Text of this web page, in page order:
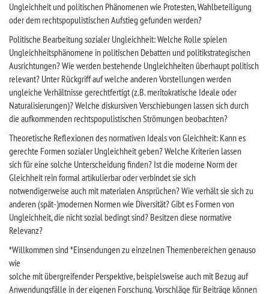
Ungleichheit und politischen Phänomenen wie Protesten, Wahlbeteiligung
oder dem rechtspopulistischen Aufstieg gefunden werden?
Politische Bearbeitung sozialer Ungleichheit: Welche Rolle spielen
Ungleichheitsphänomene in politischen Debatten und politikstrategischen
Ausrichtungen? Wie werden bestehende Ungleichheiten überhaupt politisch
relevant? Unter Rückgriff auf welche anderen Vorstellungen werden
ungleiche Verhältnisse gerechtfertigt (z.B. meritokratische Ideale oder
Naturalisierungen)? Welche diskursiven Verschiebungen lassen sich durch
die aufkommenden rechtspopulistischen Strömungen beobachten?
Theoretische Reflexionen des normativen Ideals von Gleichheit: Kann es
gerechte Formen sozialer Ungleichheit geben? Welche Kriterien lassen
sich für eine solche Unterscheidung finden? Ist die moderne Norm der
Gleichheit rein formal artikulierbar oder verbindet sie sich
notwendigerweise auch mit materialen Ansprüchen? Wie verhält sie sich zu
anderen (spät-)modernen Normen wie Diversität? Gibt es Formen von
Ungleichheit, die nicht sozial bedingt sind? Besitzen diese normative
Relevanz?
*Willkommen sind *Einsendungen zu einzelnen Themenbereichen genauso
wie
solche mit übergreifender Perspektive, beispielsweise auch mit Bezug auf
Anwendungsfälle in der eigenen Forschung. Vorschläge für Beiträge können